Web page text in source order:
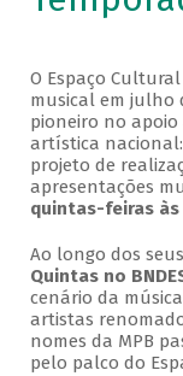
O Espaço
musical em julho
pioneiro no
artística
projeto de
apresentações
quintas-feiras às
Ao longo dos
Quintas no
cenário da
artistas
nomes da MPB
pelo palco do